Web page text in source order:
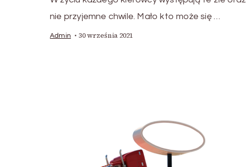
nie przyjemne chwile. Mało kto może się …
Admin 30 września 2021